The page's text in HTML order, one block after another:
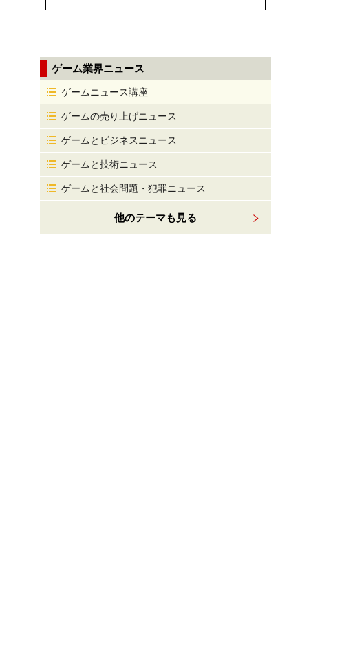
ゲーム業界ニュース
ゲームニュース講座
ゲームの売り上げニュース
ゲームとビジネスニュース
ゲームと技術ニュース
ゲームと社会問題・犯罪ニュース
他のテーマも見る